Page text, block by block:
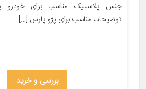
جنس پلاستیک مناسب برای خودرو
توضیحات مناسب برای پژو پارس […]
بررسی و خرید